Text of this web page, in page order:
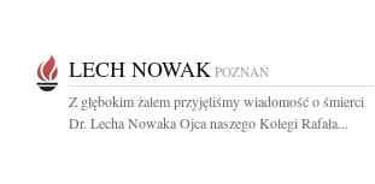
LECH NOWAK POZNAŃ
Z głębokim żalem przyjęliśmy wiadomość o śmierci
Dr. Lecha Nowaka Ojca naszego Kolegi Rafała...